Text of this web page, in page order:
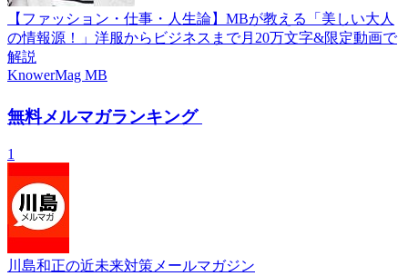
【ファッション・仕事・人生論】MBが教える「美しい大人
の情報源！」洋服からビジネスまで月20万文字&限定動画で
解説
KnowerMag MB
無料メルマガランキング
1
川島和正の近未来対策メールマガジン